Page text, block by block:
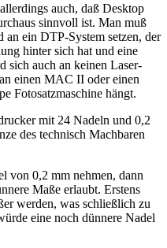
auch, daß Desktop
sinnvoll ist. Man muß
an ein DTP-System setzen, der
hinter sich hat und eine
sich auch an keinen Laser-
einen MAC II oder einen
Fotosatzmaschine hängt.
mit 24 Nadeln und 0,2
des technisch Machbaren
von 0,2 mm nehmen, dann
Maße erlaubt. Erstens
werden, was schließlich zu
eine noch dünnere Nadel